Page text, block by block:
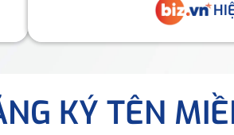
KÝ TÊN